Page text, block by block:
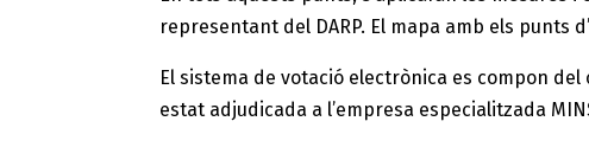
representant del DARP. El mapa amb els punts
El sistema de votació electrònica es compon
estat adjudicada a l’empresa especialitzada